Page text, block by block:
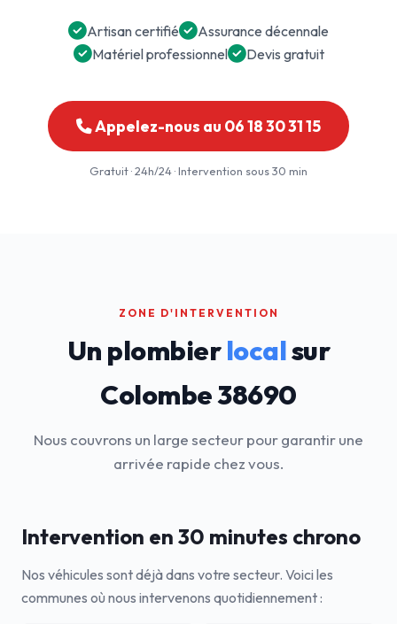
Artisan certifié
Assurance décennale
Matériel professionnel
Devis gratuit
Appelez-nous au 06 18 30 31 15
Gratuit · 24h/24 · Intervention sous 30 min
ZONE D'INTERVENTION
Un plombierlocalsur
Colombe 38690
Nous couvrons un large secteur pour garantir une
arrivée rapide chez vous.
Intervention en 30 minutes chrono
Nos véhicules sont déjà dans votre secteur. Voici les
communes où nous intervenons quotidiennement :